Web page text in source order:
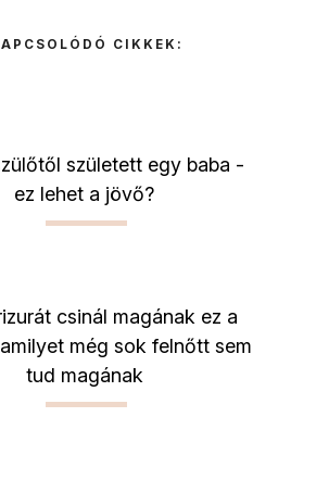
CIKKEK:
született egy baba -
ez lehet a jövő?
csinál magának ez a
még sok felnőtt sem
tud magának